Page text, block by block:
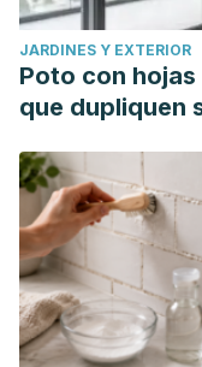
JARDINES Y EXTERIOR
Poto con
que dupliquen